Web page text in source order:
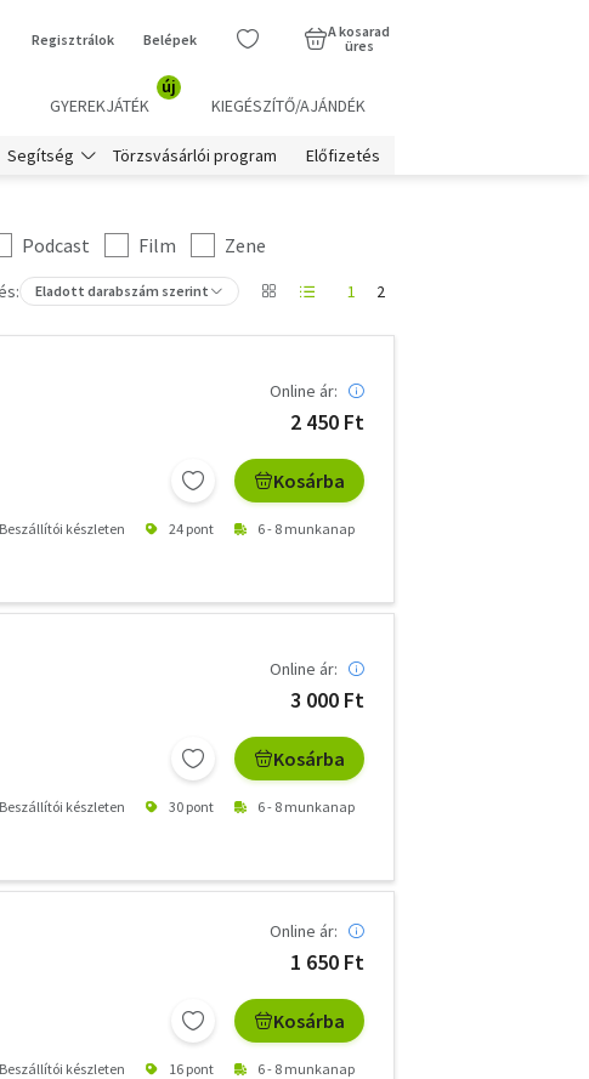
Regisztrálok Belépek
A kosarad
üres
GYEREKJÁTÉK
új
KIEGÉSZÍTŐ/AJÁNDÉK
Segítség Törzsvásárlói program Előfizetés
Podcast Film
Zene
Eladott darabszám szerint 1 2
Online ár:
2 450 Ft
Kosárba
Beszállítói készleten 24 pont 6 - 8 munkanap
Online ár:
3 000 Ft
Kosárba
Beszállítói készleten 30 pont 6 - 8 munkanap
Online ár:
1 650 Ft
Kosárba
Beszállítói készleten 16 pont 6 - 8 munkanap